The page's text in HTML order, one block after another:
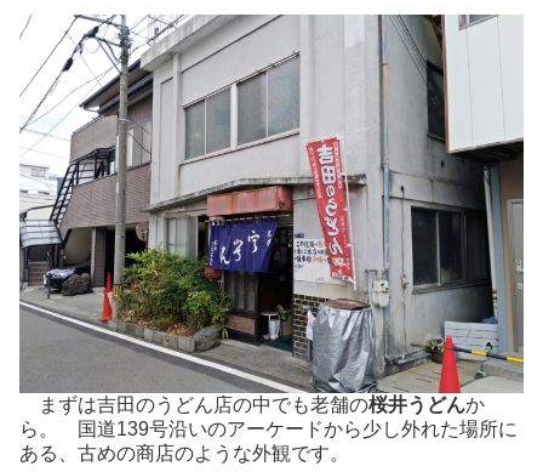
まずは吉田のうどん店の中でも老舗の桜井うどんか
ら。 国道139号沿いのアーケードから少し外れた場所に
ある、古めの商店のような外観です。